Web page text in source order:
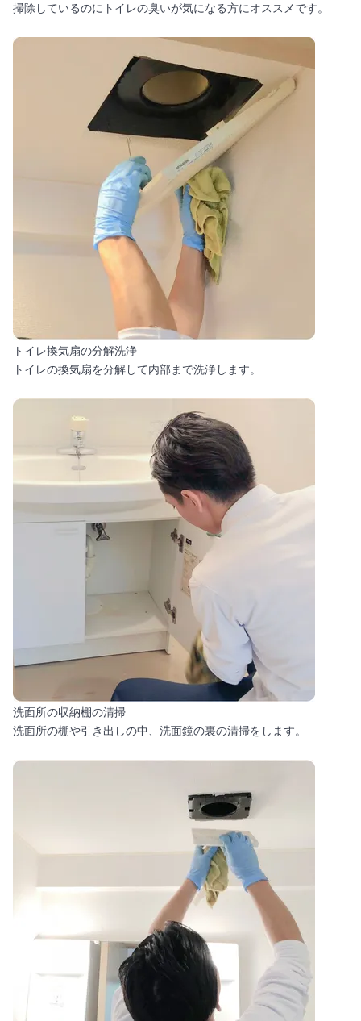
掃除しているのにトイレの臭いが気になる方にオススメです。
トイレ換気扇の分解洗浄
トイレの換気扇を分解して内部まで洗浄します。
洗面所の収納棚の清掃
洗面所の棚や引き出しの中、洗面鏡の裏の清掃をします。